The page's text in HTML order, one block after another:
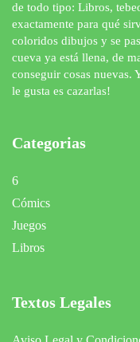
de todo tipo: Libros,
exactamente para qué
coloridos dibujos y se
cueva ya está llena, de
conseguir cosas nuevas.
le gusta es cazarlas!
Categorias
6
Cómics
Juegos
Libros
Textos Legales